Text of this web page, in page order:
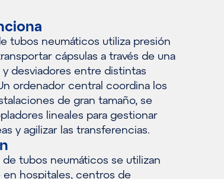
tubos neumáticos utiliza presión
cápsulas a través de una
desviadores entre distintas
ordenador central coordina los
de gran tamaño, se
lineales para gestionar
y agilizar las transferencias.
de tubos neumáticos se utilizan
en hospitales, centros de